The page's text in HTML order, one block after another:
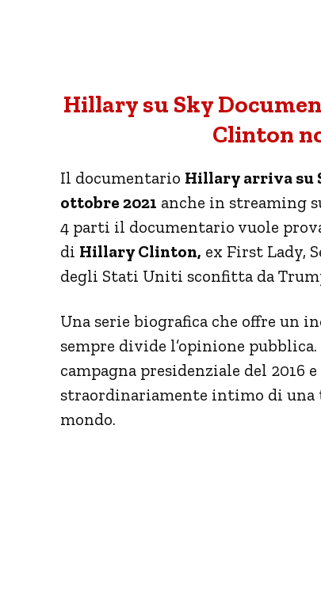
Hillary su Sky
Clinton
Il documentario Hillary arriva su
ottobre 2021 anche in streaming
4 parti il documentario vuole
di Hillary Clinton, ex First Lady,
degli Stati Uniti sconfitta da
Una serie biografica che offre un
sempre divide l’opinione
campagna presidenziale del 2016
straordinariamente intimo di una
mondo.